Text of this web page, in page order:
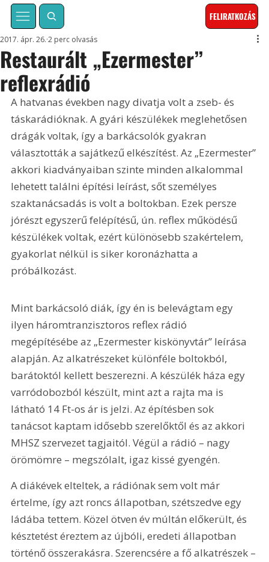
FELIRATKOZÁS
Restaurált „Ezermester”
reflexrádió
2017. ápr. 26. 2 perc olvasás
A hatvanas években nagy divatja volt a zseb- és
táskarádióknak. A gyári készülékek meglehetősen
drágák voltak, így a barkácsolók gyakran
választották a sajátkezű elkészítést. Az „Ezermester”
akkori kiadványaiban szinte minden alkalommal
lehetett találni építési leírást, sőt személyes
szaktanácsadás is volt a boltokban. Ezek persze
jórészt egyszerű felépítésű, ún. reflex működésű
készülékek voltak, ezért különösebb szakértelem,
gyakorlat nélkül is siker koronázhatta a
próbálkozást.
Mint barkácsoló diák, így én is belevágtam egy
ilyen háromtranzisztoros reflex rádió
megépítésébe az „Ezermester kiskönyvtár” leírása
alapján. Az alkatrészeket különféle boltokból,
barátoktól kellett beszerezni. A készülék háza egy
varródobozból készült, mint azt a rajta ma is
látható 14 Ft-os ár is jelzi. Az építésben sok
tanácsot kaptam idősebb szerelőktől és az akkori
MHSZ szervezet tagjaitól. Végül a rádió – nagy
örömömre – megszólalt, igaz kissé gyengén.
A diákévek elteltek, a rádiónak sem volt már
értelme, így azt roncs állapotban, szétszedve egy
ládába tettem. Közel ötven év múltán előkerült, és
késztetést éreztem az újbóli, eredeti állapotban
történő összerakásra. Szerencsére a fő alkatrészek –